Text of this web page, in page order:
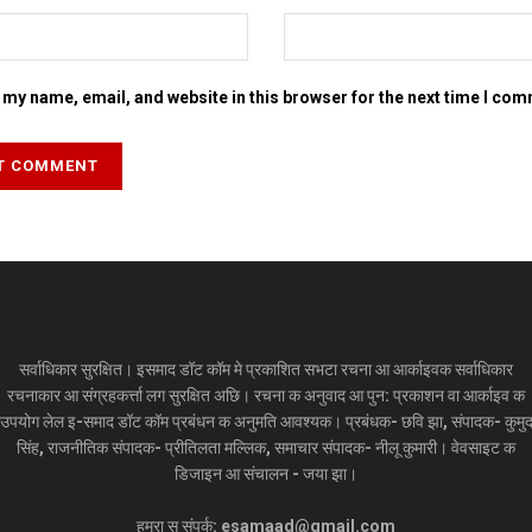
my name, email, and website in this browser for the next time I
सर्वाधिकार सुरक्षित। इसमाद डॉट कॉम मे प्रकाशित सभटा रचना आ आर्काइवक सर्वाधिकार
रचनाकार आ संग्रहकर्त्ता लग सुरक्षित अछि। रचना क अनुवाद आ पुन: प्रकाशन वा आर्काइव क
उपयोग लेल इ-समाद डॉट कॉम प्रबंधन क अनुमति आवश्यक। प्रबंधक- छवि झा, संपादक- कुमुद
सिंह, राजनीतिक संपादक- प्रीतिलता मल्लिक, समाचार संपादक- नीलू कुमारी। वेवसाइट क
डिजाइन आ संचालन - जया झा।
हमरा स संपर्क: esamaad@gmail.com